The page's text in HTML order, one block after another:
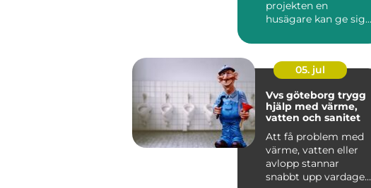
projekten en
husägare kan ge sig
kan arbet...
05. jul
Vvs göteborg trygg
hjälp med värme,
vatten och sanitet
Att få problem med
värme, vatten eller
avlopp stannar
snabbt upp vardagen.